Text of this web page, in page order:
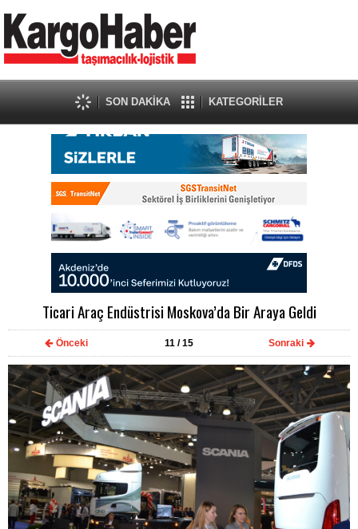
SON DAKİKA KATEGORİLER
Ticari Araç Endüstrisi Moskova’da Bir Araya Geldi
Önceki 11/ 15 Sonraki